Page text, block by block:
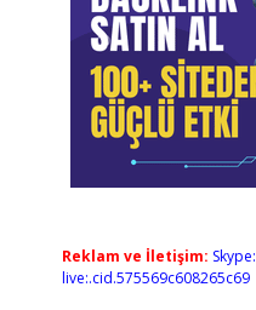
Reklam ve İletişim: Skype:
live:.cid.575569c608265c69